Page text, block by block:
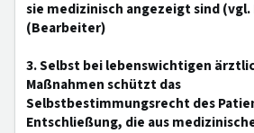
sie medizinisch angezeigt sind (vgl.
(Bearbeiter)
3. Selbst bei lebenswichtigen
Maßnahmen schützt das
Selbstbestimmungsrecht des
Entschließung, die aus